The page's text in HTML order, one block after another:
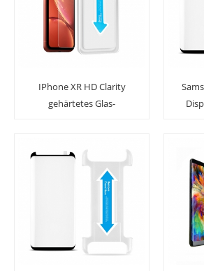
IPhone XR HD Clarity
gehärtetes Glas-